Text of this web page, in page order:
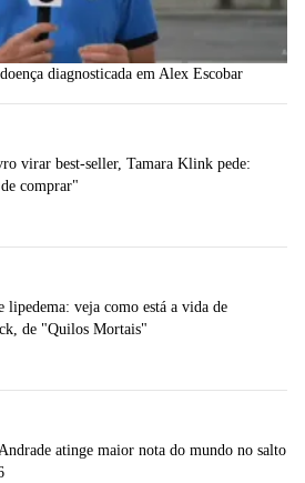
diagnosticada em Alex Escobar
virar best-seller, Tamara Klink pede:
comprar"
lipedema: veja como está a vida de
de "Quilos Mortais"
atinge maior nota do mundo no salto